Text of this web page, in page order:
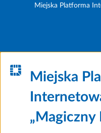
Miejska Platforma
Miejska
„Magiczny